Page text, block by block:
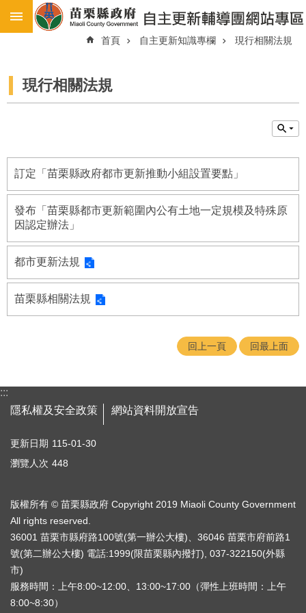
跳到主要內容區塊
最
苗
栗
縣
都
市
更
新
自
識
專
欄
QA
問
活
動
專
輔
導
專
:::
首頁 自主更新知識專欄 現行相關法規
現行相關法規
訂定「苗栗縣政府都市更新推動小組設置要點」
發布「苗栗縣都市更新範圍內公有土地一定規模及特殊原
因認定辦法」
都市更新法規
苗栗縣相關法規
回上一頁 回最上面
:::
隱私權及安全政策
網站資料開放宣告
更新日期 115-01-30
瀏覽人次 448
版權所有 © 苗栗縣政府 Copyright 2019 Miaoli County Government
All rights reserved.
36001 苗栗市縣府路100號(第一辦公大樓)、36046 苗栗市府前路1
號(第二辦公大樓) 電話:1999(限苗栗縣內撥打), 037-322150(外縣
市)
服務時間：上午8:00~12:00、13:00~17:00（彈性上班時間：上午
8:00~8:30）